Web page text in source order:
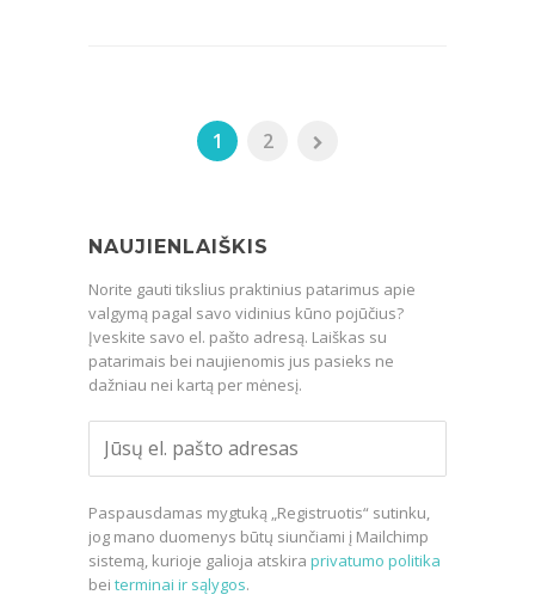
1 2
NAUJIENLAIŠKIS
Norite gauti tikslius praktinius patarimus apie
valgymą pagal savo vidinius kūno pojūčius?
Įveskite savo el. pašto adresą. Laiškas su
patarimais bei naujienomis jus pasieks ne
dažniau nei kartą per mėnesį.
Paspausdamas mygtuką „Registruotis“ sutinku,
jog mano duomenys būtų siunčiami į Mailchimp
sistemą, kurioje galioja atskira privatumo politika
bei terminai ir sąlygos.